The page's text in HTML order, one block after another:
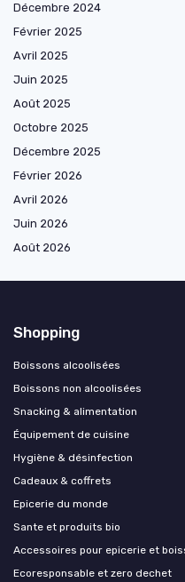
Décembre 2024
Février 2025
Avril 2025
Juin 2025
Août 2025
Octobre 2025
Décembre 2025
Février 2026
Avril 2026
Juin 2026
Août 2026
Shopping
Boissons alcoolisées
Boissons non alcoolisées
Snacking & alimentation
Équipement de cuisine
Hygiène & désinfection
Cadeaux & coffrets
Epicerie du monde
Sante et produits bio
Accessoires pour epicerie et
Ecoresponsable et zero dechet